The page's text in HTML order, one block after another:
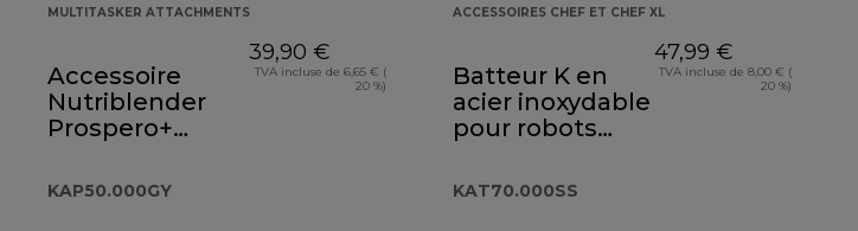
MULTITASKER ATTACHMENTS
Accessoire
Nutriblender
Prospero+
KAP50.000GY
39,90 €
TVA incluse de 6,65 € (
20 %)
ACCESSOIRES CHEF ET CHEF XL
Batteur K en
acier inoxydable
pour robots
KAT70.000SS
KAT70.000SS
47,99 €
TVA incluse de 8,00 € (
20 %)